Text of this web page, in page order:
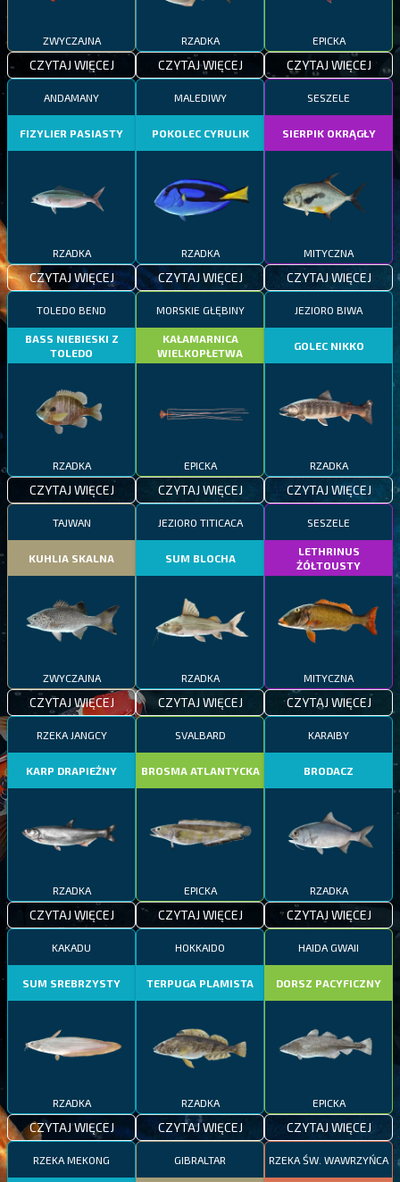
ZWYCZAJNA
CZYTAJ WIĘCEJ
RZADKA
CZYTAJ WIĘCEJ
EPICKA
CZYTAJ WIĘCEJ
ANDAMANY
FIZYLIER PASIASTY
RZADKA
CZYTAJ WIĘCEJ
MALEDIWY
POKOLEC CYRULIK
RZADKA
CZYTAJ WIĘCEJ
SESZELE
SIERPIK OKRĄGŁY
MITYCZNA
CZYTAJ WIĘCEJ
TOLEDO BEND
BASS NIEBIESKI Z
TOLEDO
RZADKA
CZYTAJ WIĘCEJ
MORSKIE GŁĘBINY
KAŁAMARNICA
WIELKOPŁETWA
EPICKA
CZYTAJ WIĘCEJ
JEZIORO BIWA
GOLEC NIKKO
RZADKA
CZYTAJ WIĘCEJ
TAJWAN
KUHLIA SKALNA
ZWYCZAJNA
CZYTAJ WIĘCEJ
JEZIORO TITICACA
SUM BLOCHA
RZADKA
CZYTAJ WIĘCEJ
SESZELE
LETHRINUS
ŻÓŁTOUSTY
MITYCZNA
CZYTAJ WIĘCEJ
RZEKA JANGCY
KARP DRAPIEŻNY
RZADKA
CZYTAJ WIĘCEJ
SVALBARD
BROSMA ATLANTYCKA
EPICKA
CZYTAJ WIĘCEJ
KARAIBY
BRODACZ
RZADKA
CZYTAJ WIĘCEJ
KAKADU
SUM SREBRZYSTY
RZADKA
CZYTAJ WIĘCEJ
HOKKAIDO
TERPUGA PLAMISTA
RZADKA
CZYTAJ WIĘCEJ
HAIDA GWAII
DORSZ PACYFICZNY
EPICKA
CZYTAJ WIĘCEJ
RZEKA MEKONG GIBRALTAR RZEKA ŚW. WAWRZYŃCA